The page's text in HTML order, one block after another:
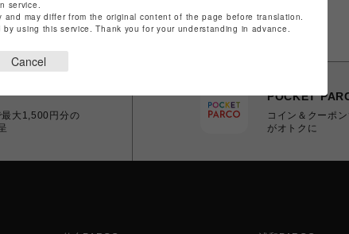
大1,500円分の
POCKET
コイン＆クーポ
がオトクに
service.
may differ from the original content of the page before translation.
using this service. Thank you for your understanding in advance.
Cancel